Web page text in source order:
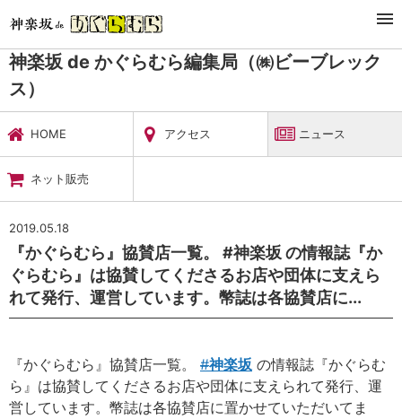
暮らし・娯楽
神楽坂 de かぐらむら編集局（㈱ビーブレックス）
ニュース
神楽坂 de かぐらむら編集局（㈱ビーブレック
ス）
HOME アクセス ニュース
ネット販売
2019.05.18
『かぐらむら』協賛店一覧。 #神楽坂 の情報誌『か
ぐらむら』は協賛してくださるお店や団体に支えら
れて発行、運営しています。幣誌は各協賛店に...
『かぐらむら』協賛店一覧。 #神楽坂 の情報誌『かぐらむ
ら』は協賛してくださるお店や団体に支えられて発行、運
営しています。幣誌は各協賛店に置かせていただいてま